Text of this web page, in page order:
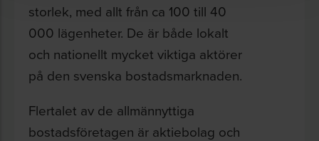
storlek, med allt från ca 100 till 40
000 lägenheter. De är både lokalt
och nationellt mycket viktiga aktörer
på den svenska bostadsmarknaden.
Flertalet av de allmännyttiga
bostadsföretagen är aktiebolag och